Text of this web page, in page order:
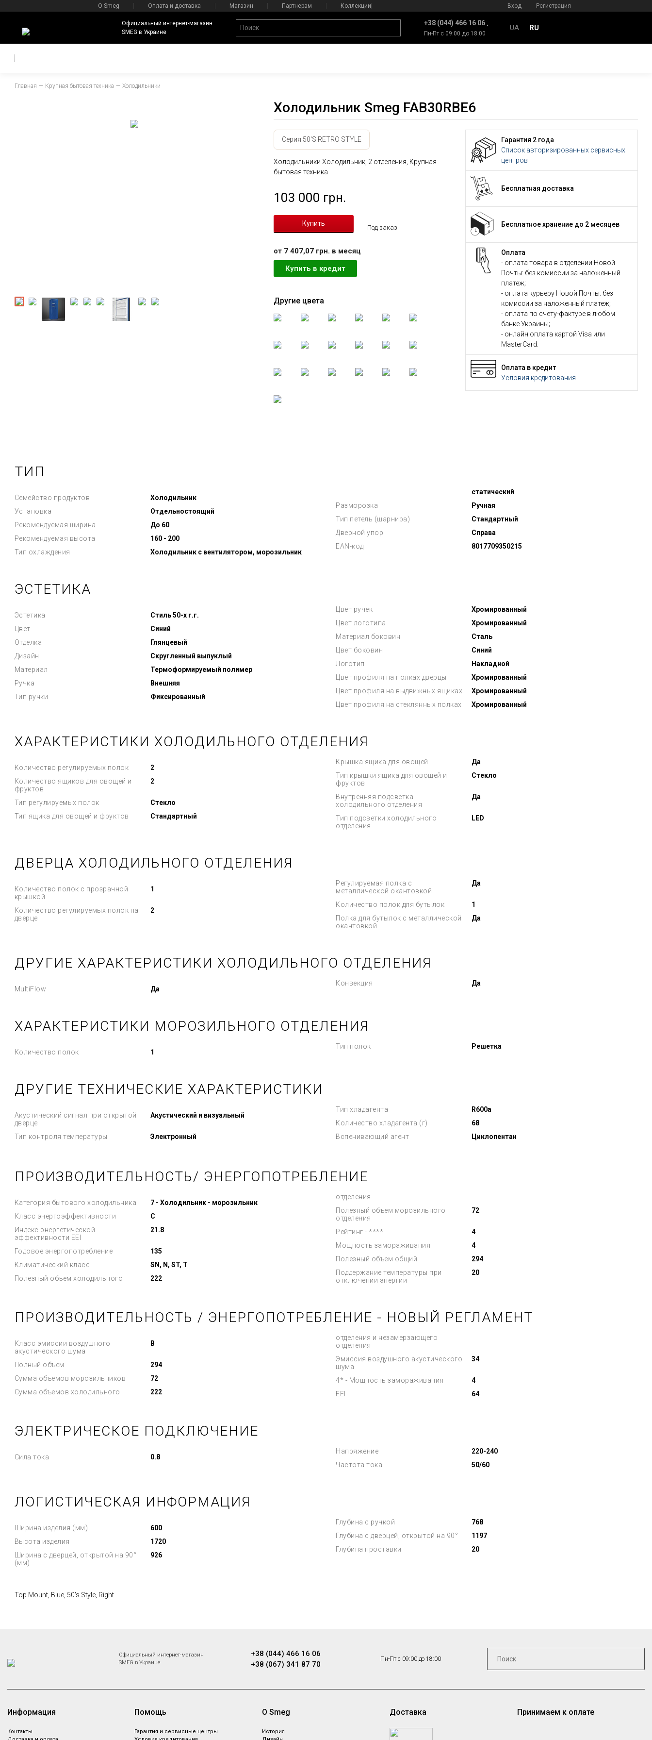
О Smeg Оплата и доставка Магазин Партнерам Коллекции Вход Регистрация
Официальный интернет-магазин
SMEG в Украине
+38 (044) 466 16 06
Пн-Пт с 09:00 до 18:00
UA RU
Главная Крупная бытовая техника Холодильники
Холодильник Smeg FAB30RBE6
Серия 50'S RETRO STYLE
Холодильники Холодильник, 2 отделения, Крупная
бытовая техника
103 000 грн.
Под заказ
от 7 407,07 грн. в месяц
Купить в кредит
Другие цвета
Гарантия 2 года
Список авторизированных сервисных
центров
Бесплатная доставка
Бесплатное хранение до 2 месяцев
Оплата
- оплата товара в отделении Новой
Почты: без комиссии за наложенный
платеж;
- оплата курьеру Новой Почты: без
комиссии за наложенный платеж;
- оплата по счету-фактуре в любом
банке Украины;
- онлайн оплата картой Visa или
MasterCard.
Оплата в кредит
Условия кредитования
ТИП
Семейство продуктов
Холодильник
Установка
Отдельностоящий
Рекомендуемая ширина
До 60
Рекомендуемая высота
160 - 200
Тип охлаждения
Холодильник с вентилятором, морозильник
статический
Разморозка
Ручная
Тип петель (шарнира)
Стандартный
Дверной упор
Справа
EAN-код
8017709350215
ЭСТЕТИКА
Эстетика
Стиль 50-х г.г.
Цвет
Синий
Отделка
Глянцевый
Дизайн
Скругленный выпуклый
Материал
Термоформируемый полимер
Ручка
Внешняя
Тип ручки
Фиксированный
Цвет ручек
Хромированный
Цвет логотипа
Хромированный
Материал боковин
Сталь
Цвет боковин
Синий
Логотип
Накладной
Цвет профиля на полках дверцы
Хромированный
Цвет профиля на выдвижных ящиках
Хромированный
Цвет профиля на стеклянных полках
Хромированный
ХАРАКТЕРИСТИКИ ХОЛОДИЛЬНОГО ОТДЕЛЕНИЯ
Количество регулируемых полок
2
Количество ящиков для овощей и
фруктов
2
Тип регулируемых полок
Стекло
Тип ящика для овощей и фруктов
Стандартный
Крышка ящика для овощей
Да
Тип крышки ящика для овощей и
фруктов
Стекло
Внутренняя подсветка
холодильного отделения
Да
Тип подсветки холодильного
отделения
LED
ДВЕРЦА ХОЛОДИЛЬНОГО ОТДЕЛЕНИЯ
Количество полок с прозрачной
крышкой
1
Количество регулируемых полок на
дверце
2
Регулируемая полка с
металлической окантовкой
Да
Количество полок для бутылок
1
Полка для бутылок с металлической
окантовкой
Да
ДРУГИЕ ХАРАКТЕРИСТИКИ ХОЛОДИЛЬНОГО ОТДЕЛЕНИЯ
MultiFlow Да
Конвекция Да
ХАРАКТЕРИСТИКИ МОРОЗИЛЬНОГО ОТДЕЛЕНИЯ
Количество полок 1
Тип полок Решетка
ДРУГИЕ ТЕХНИЧЕСКИЕ ХАРАКТЕРИСТИКИ
Акустический сигнал при открытой
дверце
Акустический и визуальный
Тип контроля температуры Электронный
Тип хладагента
R600a
Количество хладагента (г)
68
Вспенивающий агент
Циклопентан
ПРОИЗВОДИТЕЛЬНОСТЬ/ ЭНЕРГОПОТРЕБЛЕНИЕ
Категория бытового холодильника
7 - Холодильник - морозильник
Класс энергоэффективности
C
Индекс энергетической
эффективности EEI
21.8
Годовое энергопотребление
135
Климатический класс
SN, N, ST, T
Полезный объем холодильного
отделения
222
Полезный объем морозильного
отделения
72
Рейтинг - ****
4
Мощность замораживания
4
Полезный объем общий
294
Поддержание температуры при
отключении энергии
20
ПРОИЗВОДИТЕЛЬНОСТЬ / ЭНЕРГОПОТРЕБЛЕНИЕ - НОВЫЙ РЕГЛАМЕНТ
Класс эмиссии воздушного
акустического шума
B
Полный объем
294
Сумма объемов морозильников
72
Сумма объемов холодильного
отделения и незамерзающего
отделения
222
Эмиссия воздушного акустического
шума
34
4* - Мощность замораживания
4
EEI
64
ЭЛЕКТРИЧЕСКОЕ ПОДКЛЮЧЕНИЕ
Сила тока 0.8
Напряжение
220-240
Частота тока
50/60
ЛОГИСТИЧЕСКАЯ ИНФОРМАЦИЯ
Ширина изделия (мм)
600
Высота изделия
1720
Ширина с дверцей, открытой на 90°
(мм)
926
Глубина с ручкой
768
Глубина с дверцей, открытой на 90°
1197
Глубина проставки
20
Top Mount, Blue, 50's Style, Right
Официальный интернет-магазин
SMEG в Украине
+38 (044) 466 16 06
+38 (067) 341 87 70
Пн-Пт с 09:00 до 18:00
Информация
Контакты
Помощь
Гарантия и сервисные центры
О Smeg
История
Доставка Принимаем к оплате